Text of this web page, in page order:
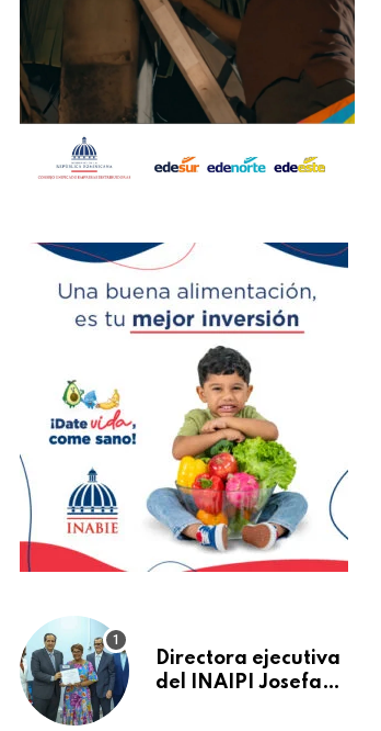
NACIONALES
Más de 824 mil orientaciones: la DIDA
AGOSTO 3, 2026
Directora ejecutiva
del INAIPI Josefa